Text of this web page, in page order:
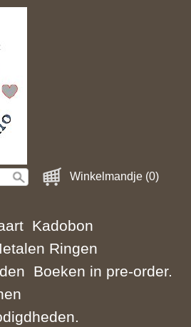
Winkelmandje (0)
Kadobon
Ringen
Boeken in pre-order.